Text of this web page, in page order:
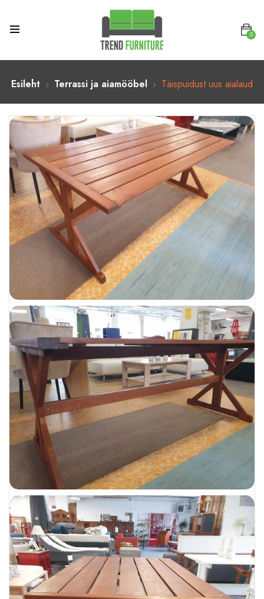
0
Esileht Terrassi ja aiamööbel Täispuidust uus aialaud